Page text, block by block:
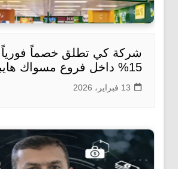
شركة كي تطلق خصماً فورياً
15% داخل فروع مسواك هايبرماركت.
13 فبراير، 2026